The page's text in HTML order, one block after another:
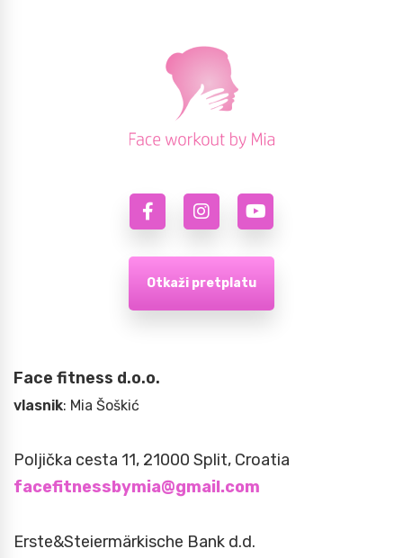
Otkaži pretplatu
Face fitness d.o.o.
vlasnik: Mia Šoškić
Poljička cesta 11, 21000 Split, Croatia
facefitnessbymia@gmail.com
Erste&Steiermärkische Bank d.d.